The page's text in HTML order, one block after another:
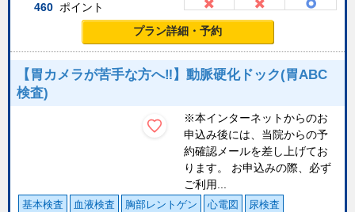
460 ポイント
プラン詳細・予約
【胃カメラが苦手な方へ‼】動脈硬化ドック(胃ABC
検査)
※本インターネットからのお
申込み後には、当院からの予
約確認メールを差し上げてお
ります。 お申込みの際、必ず
ご利用...
基本検査 血液検査 胸部レントゲン 心電図
尿検査